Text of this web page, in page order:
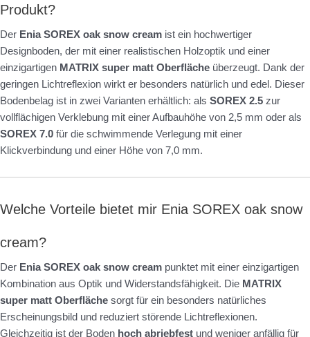
Produkt?
Der Enia SOREX oak snow cream ist ein hochwertiger
Designboden, der mit einer realistischen Holzoptik und einer
einzigartigen MATRIX super matt Oberfläche überzeugt. Dank der
geringen Lichtreflexion wirkt er besonders natürlich und edel. Dieser
Bodenbelag ist in zwei Varianten erhältlich: als SOREX 2.5 zur
vollflächigen Verklebung mit einer Aufbauhöhe von 2,5 mm oder als
SOREX 7.0 für die schwimmende Verlegung mit einer
Klickverbindung und einer Höhe von 7,0 mm.
Welche Vorteile bietet mir Enia SOREX oak snow
cream?
Der Enia SOREX oak snow cream punktet mit einer einzigartigen
Kombination aus Optik und Widerstandsfähigkeit. Die MATRIX
super matt Oberfläche sorgt für ein besonders natürliches
Erscheinungsbild und reduziert störende Lichtreflexionen.
Gleichzeitig ist der Boden hoch abriebfest und weniger anfällig für